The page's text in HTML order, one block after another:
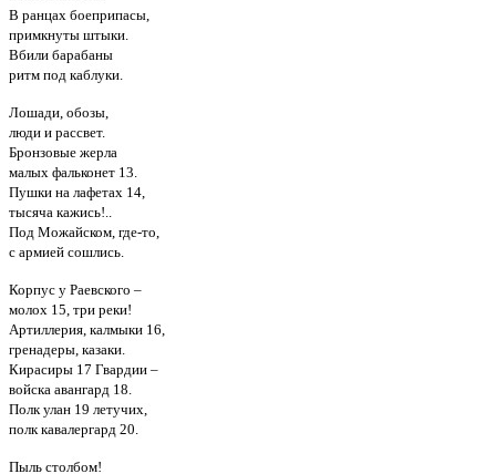
В ранцах боеприпасы,
примкнуты штыки.
Вбили барабаны
ритм под каблуки.
Лошади, обозы,
люди и рассвет.
Бронзовые жерла
малых фальконет 13.
Пушки на лафетах 14,
тысяча кажись!..
Под Можайском, где-то,
с армией сошлись.
Корпус у Раевского –
молох 15, три реки!
Артиллерия, калмыки 16,
гренадеры, казаки.
Кирасиры 17 Гвардии –
войска авангард 18.
Полк улан 19 летучих,
полк кавалергард 20.
Пыль столбом!